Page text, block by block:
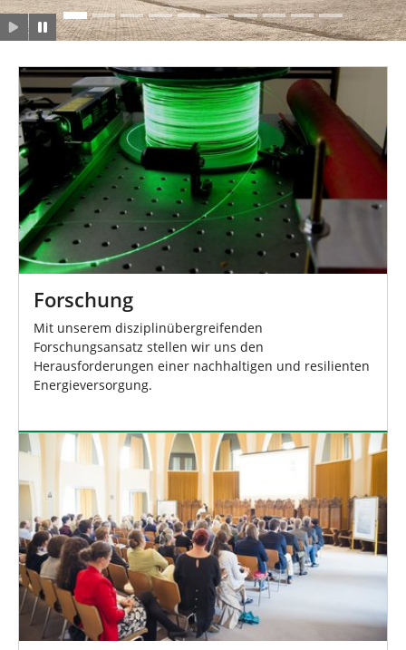
Forschung
Mit unserem disziplinübergreifenden
Forschungsansatz stellen wir uns den
Herausforderungen einer nachhaltigen und resilienten
Energieversorgung.